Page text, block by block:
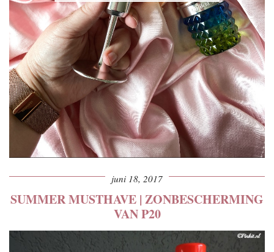
juni 18, 2017
SUMMER MUSTHAVE | ZONBESCHERMING
VAN P20